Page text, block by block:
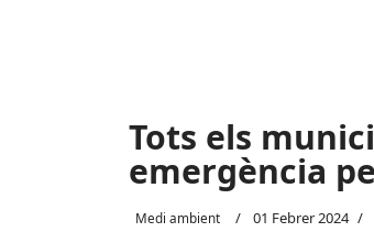
Tots els
emergència
Medi ambient 01 Febrer 2024